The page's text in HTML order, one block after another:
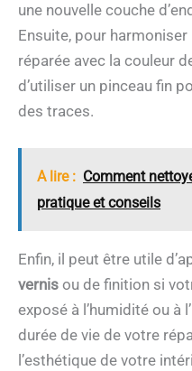
une nouvelle couche
Ensuite, pour
réparée avec la couleur
d’utiliser un pinceau fin
des traces.
A lire : Comment
pratique et conseils
Enfin, il peut être utile
vernis ou de finition si
exposé à l’humidité ou à
durée de vie de votre
l’esthétique de votre